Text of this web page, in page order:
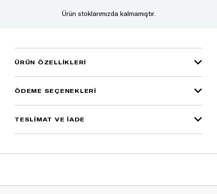
Ürün stoklarımızda kalmamıştır.
ÜRÜN ÖZELLIKLERI
ÖDEME SEÇENEKLERI
TESLİMAT VE İADE